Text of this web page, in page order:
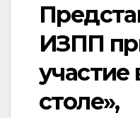
ИЗПП
участие
столе»,